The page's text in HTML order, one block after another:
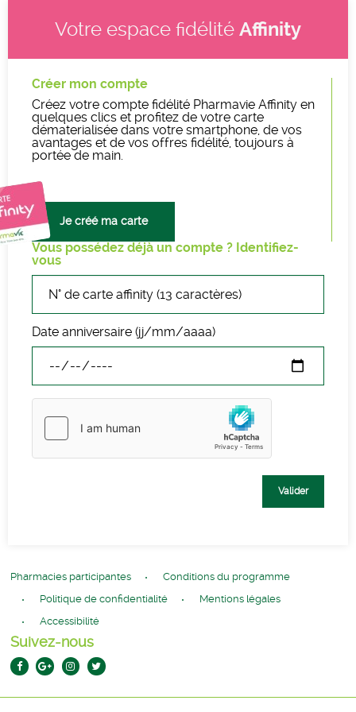
Votre espace fidélité Affinity
Créer mon compte
Créez votre compte fidélité Pharmavie Affinity en
quelques clics et profitez de votre carte
dématerialisée dans votre smartphone, de vos
avantages et de vos offres fidélité, toujours à
portée de main.
Je créé ma carte
Vous possédez déjà un compte ? Identifiez-
vous
Date anniversaire (jj/mm/aaaa)
Valider
Pharmacies participantes
Conditions du programme
Politique de confidentialité
Mentions légales
Accessibilité
Suivez-nous
Facebook:
googleinstagram:
Twitter: